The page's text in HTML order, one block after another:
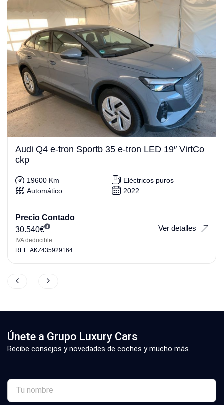
Audi Q4 e-tron Sportb 35 e-tron LED 19″ VirtCo
ckp
19600 Km
Eléctricos puros
Automático
2022
Precio Contado
30.540€
IVA deducible
Ver detalles
REF: AKZ435929164
Únete a Grupo Luxury Cars
Recibe consejos y novedades de coches y mucho más.